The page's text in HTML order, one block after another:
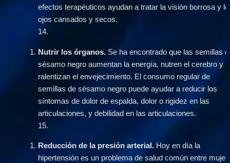
efectos terapéuticos ayudan a tratar la visión borrosa y
ojos cansados y secos.
14.
Nutrir los órganos. Se ha encontrado que las semillas
sésamo negro aumentan la energía, nutren el cerebro y
ralentizan el envejecimiento. El consumo regular de
semillas de sésamo negro puede ayudar a reducir los
síntomas de dolor de espalda, dolor o rigidez en las
articulaciones, y debilidad en las articulaciones.
15.
Reducción de la presión arterial. Hoy en día la
hipertensión es un problema de salud común entre